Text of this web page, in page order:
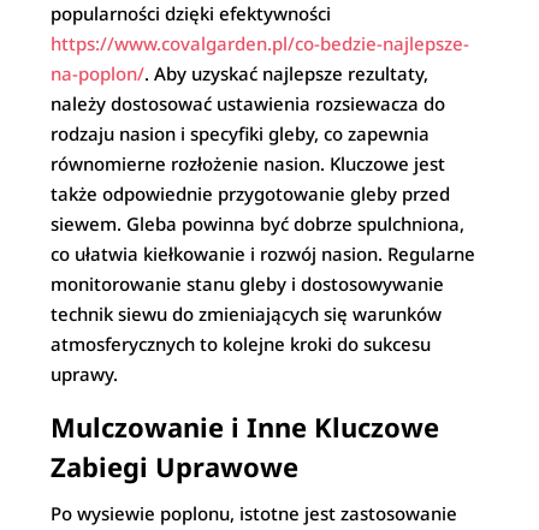
popularności dzięki efektywności
https://www.covalgarden.pl/co-bedzie-najlepsze-
na-poplon/. Aby uzyskać najlepsze rezultaty,
należy dostosować ustawienia rozsiewacza do
rodzaju nasion i specyfiki gleby, co zapewnia
równomierne rozłożenie nasion. Kluczowe jest
także odpowiednie przygotowanie gleby przed
siewem. Gleba powinna być dobrze spulchniona,
co ułatwia kiełkowanie i rozwój nasion. Regularne
monitorowanie stanu gleby i dostosowywanie
technik siewu do zmieniających się warunków
atmosferycznych to kolejne kroki do sukcesu
uprawy.
Mulczowanie i Inne Kluczowe
Zabiegi Uprawowe
Po wysiewie poplonu, istotne jest zastosowanie